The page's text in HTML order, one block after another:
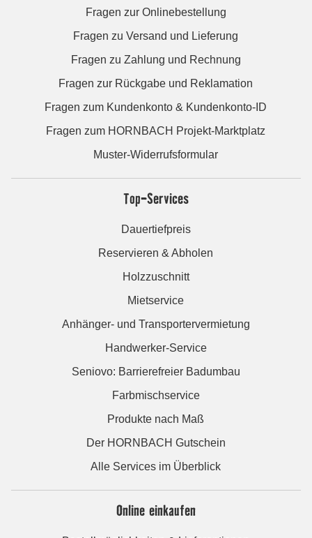
Fragen zur Onlinebestellung
Fragen zu Versand und Lieferung
Fragen zu Zahlung und Rechnung
Fragen zur Rückgabe und Reklamation
Fragen zum Kundenkonto & Kundenkonto-ID
Fragen zum HORNBACH Projekt-Marktplatz
Muster-Widerrufsformular
Top-Services
Dauertiefpreis
Reservieren & Abholen
Holzzuschnitt
Mietservice
Anhänger- und Transportervermietung
Handwerker-Service
Seniovo: Barrierefreier Badumbau
Farbmischservice
Produkte nach Maß
Der HORNBACH Gutschein
Alle Services im Überblick
Online einkaufen